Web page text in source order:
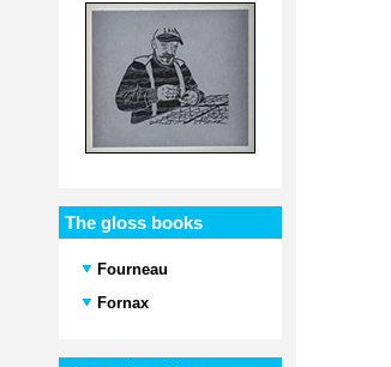
The gloss books
Fourneau
Fornax